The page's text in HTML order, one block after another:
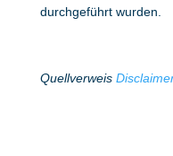
durchgeführt wurden.
Quellverweis